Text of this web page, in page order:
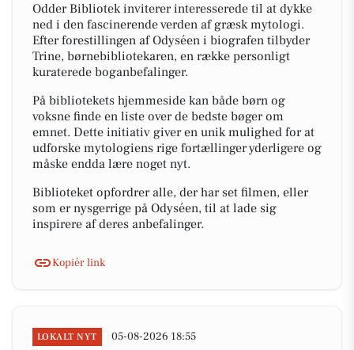
Odder Bibliotek inviterer interesserede til at dykke
ned i den fascinerende verden af græsk mytologi.
Efter forestillingen af Odyséen i biografen tilbyder
Trine, børnebibliotekaren, en række personligt
kuraterede boganbefalinger.
På bibliotekets hjemmeside kan både børn og
voksne finde en liste over de bedste bøger om
emnet. Dette initiativ giver en unik mulighed for at
udforske mytologiens rige fortællinger yderligere og
måske endda lære noget nyt.
Biblioteket opfordrer alle, der har set filmen, eller
som er nysgerrige på Odyséen, til at lade sig
inspirere af deres anbefalinger.
Kopiér link
LOKALT NYT 05-08-2026 18:55